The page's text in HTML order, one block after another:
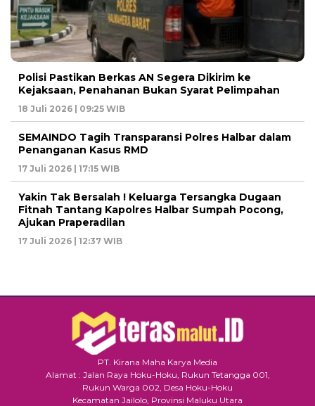
Polisi Pastikan Berkas AN Segera Dikirim ke
Kejaksaan, Penahanan Bukan Syarat Pelimpahan
18 Juli 2026 | 09:25 WIB
SEMAINDO Tagih Transparansi Polres Halbar dalam
Penanganan Kasus RMD
17 Juli 2026 | 17:15 WIB
Yakin Tak Bersalah ! Keluarga Tersangka Dugaan
Fitnah Tantang Kapolres Halbar Sumpah Pocong,
Ajukan Praperadilan
17 Juli 2026 | 12:37 WIB
PT. Kirana Maha Karya Media
Alamat : Jalan Raya Hoku-Hoku, Rukun Tetangga 001,
Rukun Warga 002, Desa Hoku-Hoku
Kecamatan Jailolo, Provinsi Maluku Utara